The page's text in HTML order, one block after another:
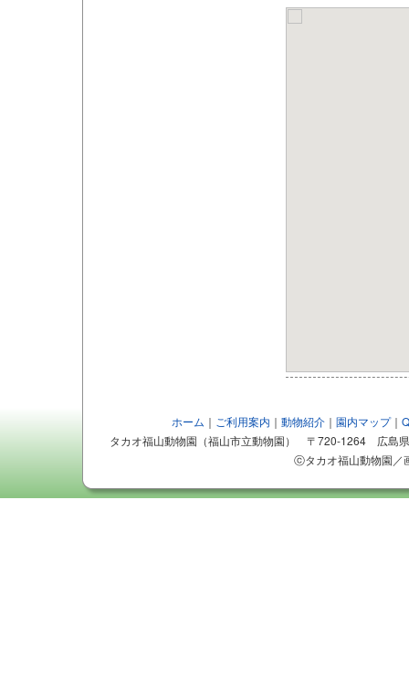
ホーム ｜ ご利用案内 ｜ 動物紹介｜ 園内マップ｜
タカオ福山動物園（福山市立動物園） 〒720-1264 広島
ⓒタカオ福山動物園／